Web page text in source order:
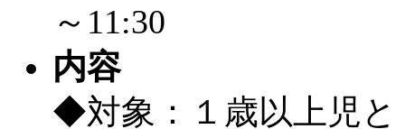
～11:30
内容
◆対象：１歳以上児と